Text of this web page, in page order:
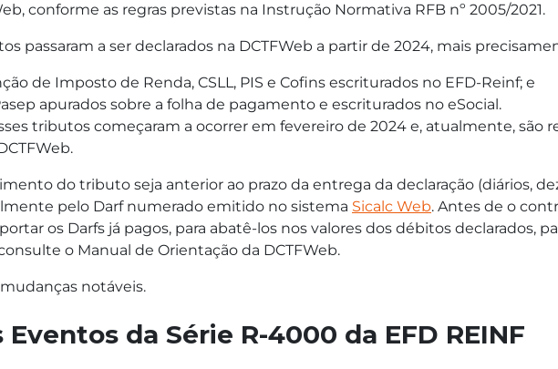
conforme as regras previstas na Instrução Normativa RFB nº 2005/2021.
passaram a ser declarados na DCTFWeb a partir de 2024, mais
de Imposto de Renda, CSLL, PIS e Cofins escriturados no EFD-Reinf; e
apurados sobre a folha de pagamento e escriturados no eSocial.
tributos começaram a ocorrer em fevereiro de 2024 e, atualmente, são
do tributo seja anterior ao prazo da entrega da declaração (diários,
pelo Darf numerado emitido no sistema Sicalc Web. Antes de o
os Darfs já pagos, para abatê-los nos valores dos débitos declarados,
o Manual de Orientação da DCTFWeb.
notáveis.
da Série R-4000 da EFD REINF